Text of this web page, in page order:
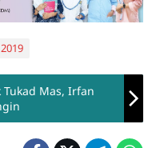
Tukad Mas, Irfan